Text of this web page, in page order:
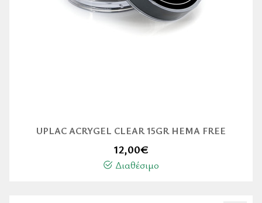
UPLAC ACRYGEL CLEAR 15GR HEMA FREE
12,00€
Διαθέσιμο